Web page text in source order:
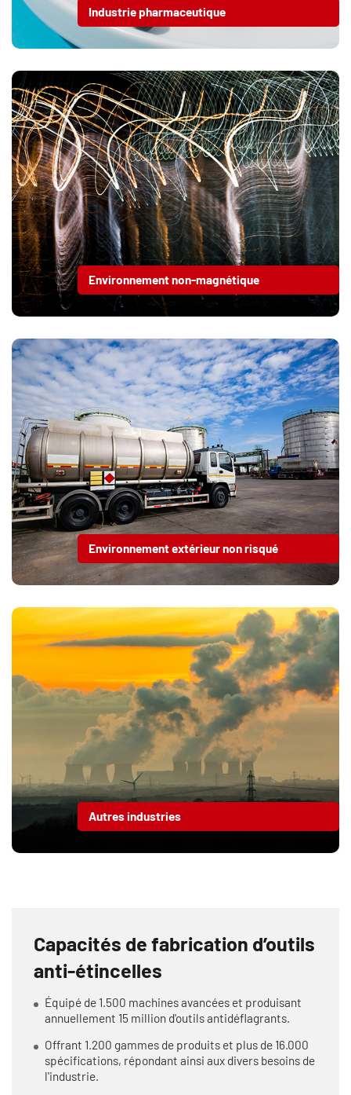
Industrie pharmaceutique
Environnement non-magnétique
Environnement extérieur non risqué
Autres industries
Capacités de fabrication d’outils
anti-étincelles
Équipé de 1.500 machines avancées et produisant
annuellement 15 million d'outils antidéflagrants.
Offrant 1.200 gammes de produits et plus de 16.000
spécifications, répondant ainsi aux divers besoins de
l'industrie.